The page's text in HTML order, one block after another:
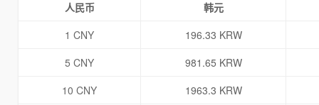
人民币
韩元
1 CNY
196.33 KRW
5 CNY
981.65 KRW
10 CNY
1963.3 KRW